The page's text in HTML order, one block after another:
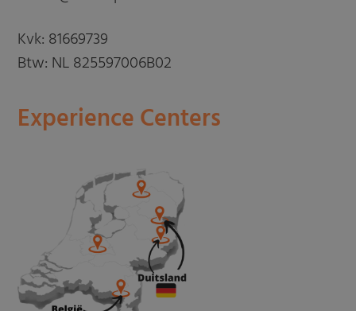
Kvk: 81669739
Btw: NL 825597006B02
Experience Centers